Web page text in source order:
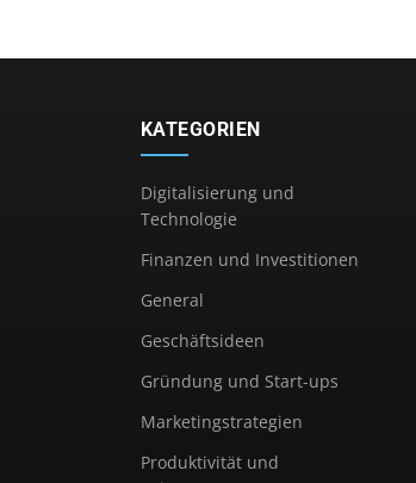
KATEGORIEN
Digitalisierung und
Technologie
Finanzen und Investitionen
General
Geschäftsideen
Gründung und Start-ups
Marketingstrategien
Produktivität und